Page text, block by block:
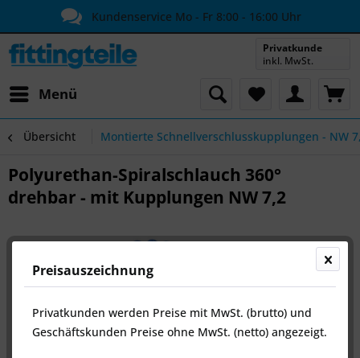
Kundenservice Mo - Fr 8:00 - 16:00 Uhr
Menü
Privatkunde
inkl. MwSt.
Übersicht Montierte Schnellverschlusskupplungen - NW
Polyurethan-Spiralschlauch 360°
drehbar - mit Kupplungen NW 7,2
Preisauszeichnung
Privatkunden werden Preise mit MwSt. (brutto) und
Geschäftskunden Preise ohne MwSt. (netto) angezeigt.